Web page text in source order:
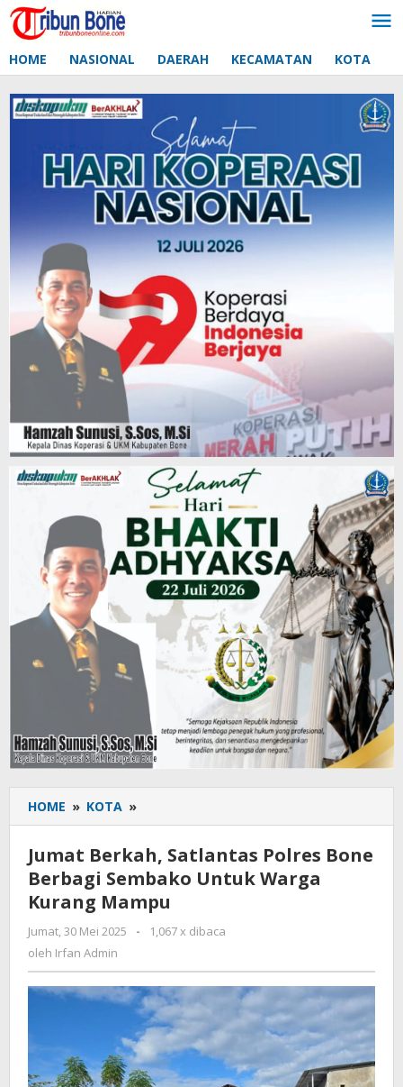
Lewati
ke
HOME NASIONAL DAERAH KECAMATAN KOTA
HOME » KOTA »
Berkah,
Satlantas
Polres
Bone
Berbagi
Untuk
Kurang
Mampu
Jumat Berkah, Satlantas Polres Bone
Berbagi Sembako Untuk Warga
Kurang Mampu
Jumat, 30 Mei 2025
oleh
-
1,067 x dibaca
oleh Irfan Admin